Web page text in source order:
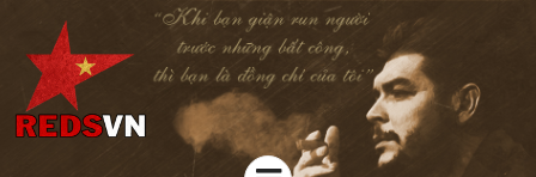
Kênh chia sẻ tri thức cộng đồng